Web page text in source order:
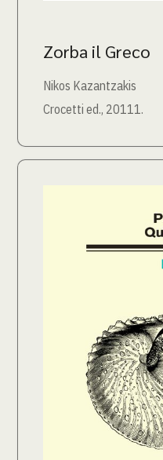
Zorba il Greco
Nikos Kazantzakis
Crocetti ed., 20111.